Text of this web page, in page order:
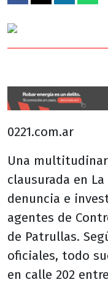
0221.com.ar
Una
clausurada en
denuncia e
agentes de
de Patrullas.
oficiales, todo
en calle 202